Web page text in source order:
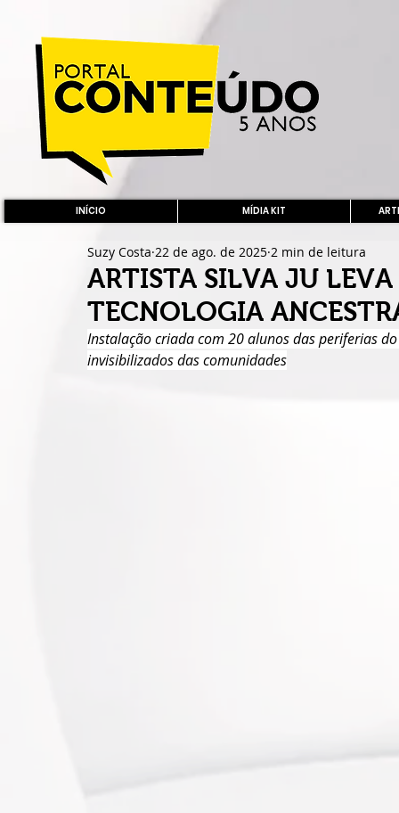
INÍCIO MÍDIA KIT
ARTISTA SILVA JU LEVA
TECNOLOGIA
Suzy Costa 22 de ago. de 2025 2 min de leitura
Instalação criada com 20 alunos das periferias
invisibilizados das comunidades